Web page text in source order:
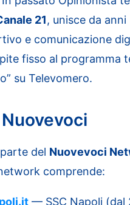
21, unisce da anni
e comunicazione
fisso al programma
su Televomero.
del Nuovevoci
comprende:
— SSC Napoli (dal